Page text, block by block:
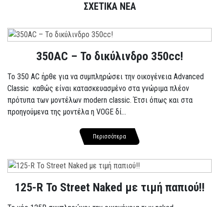
ΣΧΕΤΙΚΑ ΝΕΑ
350AC – Το δικύλινδρο 350cc!
To 350 AC ήρθε για να συμπληρώσει την οικογένεια Advanced
Classic καθώς είναι κατασκευασμένο στα γνώριμα πλέον
πρότυπα των μοντέλων modern classic. Έτσι όπως και στα
προηγούμενα της μοντέλα η VOGE δί...
Περισσότερα
125-R Το Street Naked με τιμή παπιού!!